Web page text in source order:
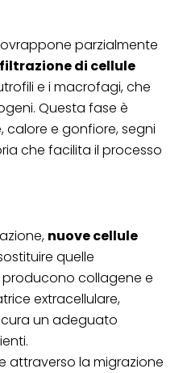
parzialmente
di cellule
e i macrofagi, che
Questa fase è
e gonfiore, segni
che facilita il processo
nuove cellule
quelle
collagene e
extracellulare,
un adeguato
attraverso la migrazione